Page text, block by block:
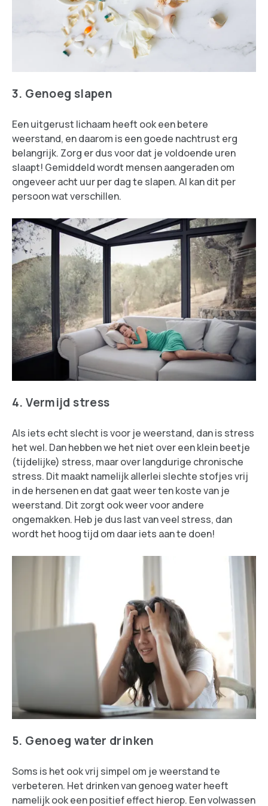
3. Genoeg slapen
Een uitgerust lichaam heeft ook een betere
weerstand, en daarom is een goede nachtrust erg
belangrijk. Zorg er dus voor dat je voldoende uren
slaapt! Gemiddeld wordt mensen aangeraden om
ongeveer acht uur per dag te slapen. Al kan dit per
persoon wat verschillen.
4. Vermijd stress
Als iets echt slecht is voor je weerstand, dan is stress
het wel. Dan hebben we het niet over een klein beetje
(tijdelijke) stress, maar over langdurige chronische
stress. Dit maakt namelijk allerlei slechte stofjes vrij
in de hersenen en dat gaat weer ten koste van je
weerstand. Dit zorgt ook weer voor andere
ongemakken. Heb je dus last van veel stress, dan
wordt het hoog tijd om daar iets aan te doen!
5. Genoeg water drinken
Soms is het ook vrij simpel om je weerstand te
verbeteren. Het drinken van genoeg water heeft
namelijk ook een positief effect hierop. Een volwassen